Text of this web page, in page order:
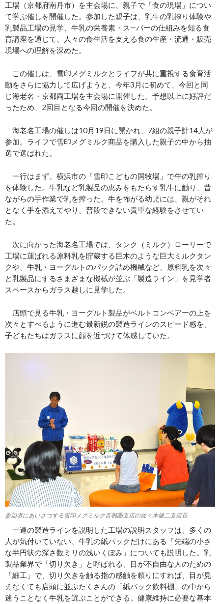
工場（京都府南丹市）を主会場に、親子で「食の現場」につい
て学ぶ催しを開催した。参加した親子は、乳牛の乳搾り体験や
乳製品工場の見学、牛乳の栄養素・ス―パーの仕組みを知る食
育講座を通じて、人々の食生活を支える食の生産・流通・販売
現場への理解を深めた。
この催しは、雪印メグミルクとライフが共に重視する食育活
動をさらに協力して広げようと、今年3月に初めて、今回と同
じ海老名・京都両工場を主会場に開催した。予想以上に好評だ
ったため、2回目となる今回の開催を決めた。
海老名工場の催しは10月19日に開かれ、7組の親子計14人が
参加。ライフで雪印メグミルク商品を購入した親子の中から抽
選で選ばれた。
一行はまず、横浜市の「雪印こどもの国牧場」で牛の乳搾り
を体験した。牛乳など乳製品の恵みをもたらす乳牛に触り、昔
ながらの手作業で乳を搾った。牛を怖がる幼児には、親がそれ
となく手を添えてやり、普段できない貴重な経験をさせてい
た。
次に向かった海老名工場では、タンク（ミルク）ローリーで
工場に運ばれる原料乳を貯蔵する巨木のような巨大ミルクタン
クや、牛乳・ヨーグルトのパック詰め機械など、原料乳を次々
と乳製品にするさまざまな機械が並ぶ「製造ライン」を見学者
スペースからガラス越しに見学した。
店頭で見る牛乳・ヨーグルト製品がベルトコンベアーの上を
次々とすべるように進む最新鋭の製造ラインのスピード感を、
子どもたちはガラスに顔を近づけて体感していた。
参加者にあいさつする雪印メグミルク首都圏支店の佐々木健二支店長
一連の製造ラインを説明した工場の説明スタッフは、多くの
人が気付いていない、牛乳の紙パックだけにある「先端の小さ
な半円状の深さ数ミリの浅いくぼみ」についても説明した。乳
製品業界で「切り欠き」と呼ばれる、目が不自由な人のための
「細工」で、切り欠きを触る指の感触を頼りにすれば、目が見
えなくても店頭に並ぶたくさんの「紙パック飲料棚」の中から
迷うことなく牛乳を選ぶことができる。健康維持に必要な基本